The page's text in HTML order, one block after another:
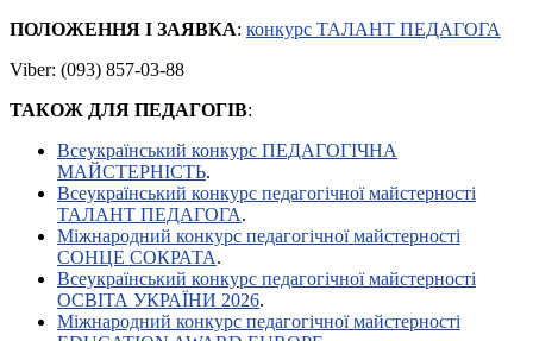
ПОЛОЖЕННЯ І ЗАЯВКА: конкурс ТАЛАНТ ПЕДАГОГА
Viber: (093) 857-03-88
ТАКОЖ ДЛЯ ПЕДАГОГІВ:
Всеукраїнський конкурс ПЕДАГОГІЧНА
МАЙСТЕРНІСТЬ.
Всеукраїнський конкурс педагогічної майстерності
ТАЛАНТ ПЕДАГОГА.
Міжнародний конкурс педагогічної майстерності
СОНЦЕ СОКРАТА.
Всеукраїнський конкурс педагогічної майстерності
ОСВІТА УКРАЇНИ 2026.
Міжнародний конкурс педагогічної майстерності